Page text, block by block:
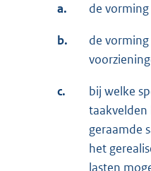
a. de
b.
de
c.
bij welke
taakvelden
geraamde
het
lasten